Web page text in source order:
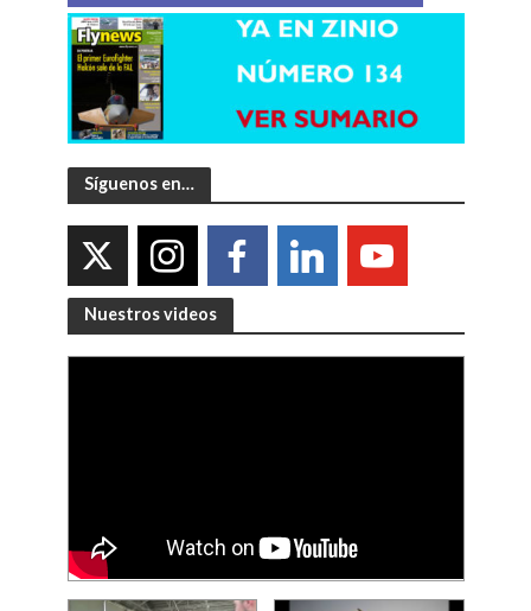
Síguenos en…
Nuestros videos